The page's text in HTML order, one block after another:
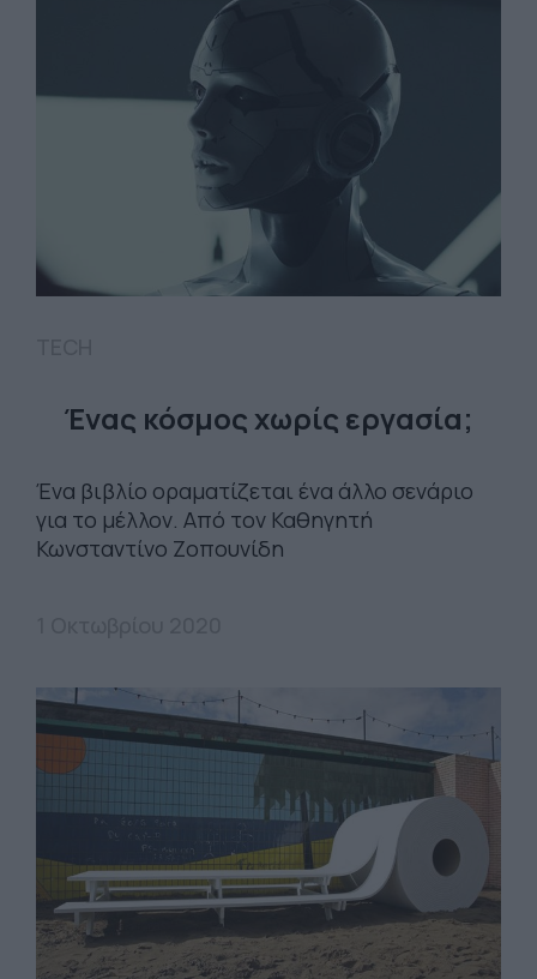
Ένας κόσμος χωρίς εργασία;
Ένα βιβλίο οραματίζεται ένα άλλο σενάριο
για το μέλλον. Από τον Καθηγητή
Κωνσταντίνο Ζοπουνίδη